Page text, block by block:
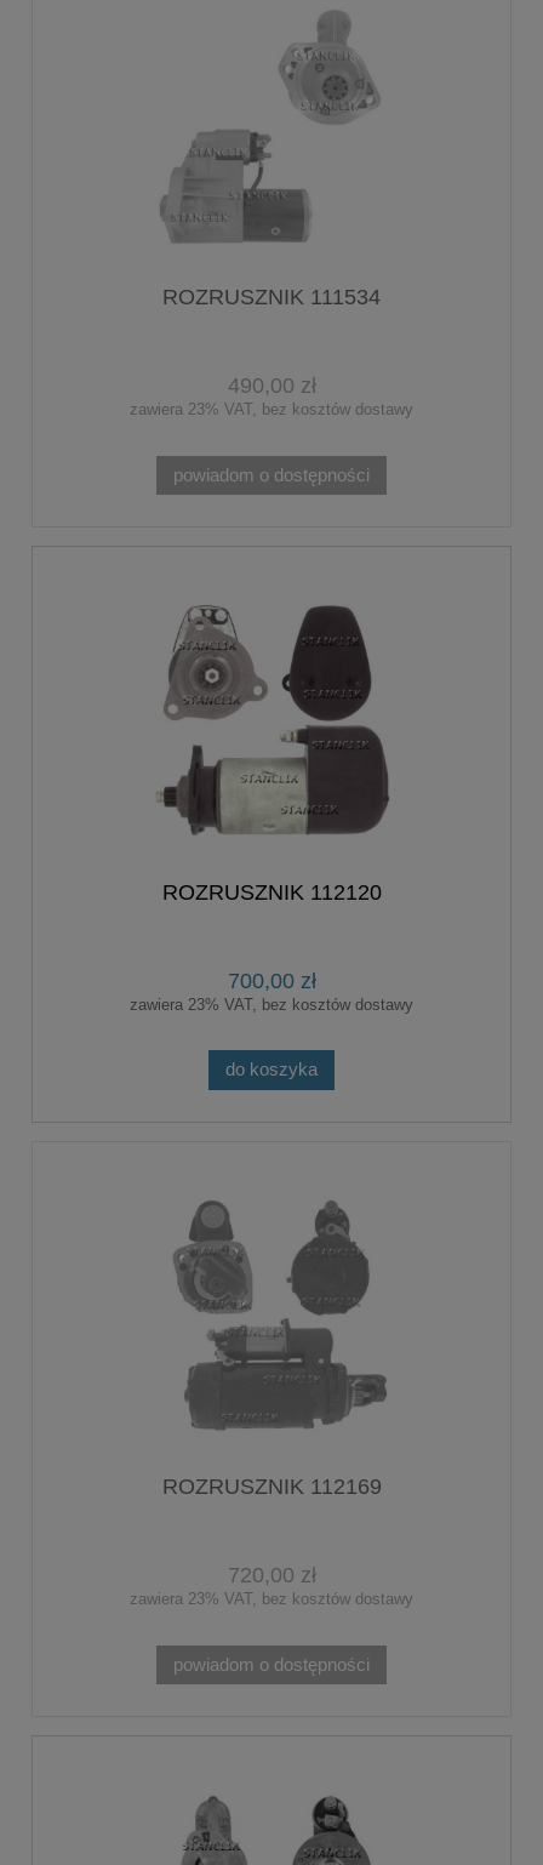
ROZRUSZNIK 111534
490,00 zł
zawiera 23% VAT, bez kosztów dostawy
powiadom o dostępności
ROZRUSZNIK 112120
700,00 zł
zawiera 23% VAT, bez kosztów dostawy
do koszyka
ROZRUSZNIK 112169
720,00 zł
zawiera 23% VAT, bez kosztów dostawy
powiadom o dostępności